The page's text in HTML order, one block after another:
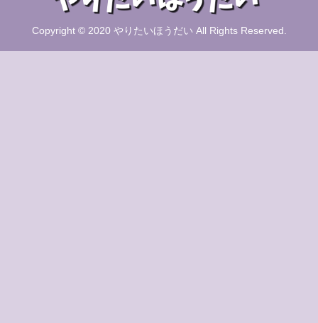
Copyright © 2020 やりたいほうだい All Rights Reserved.